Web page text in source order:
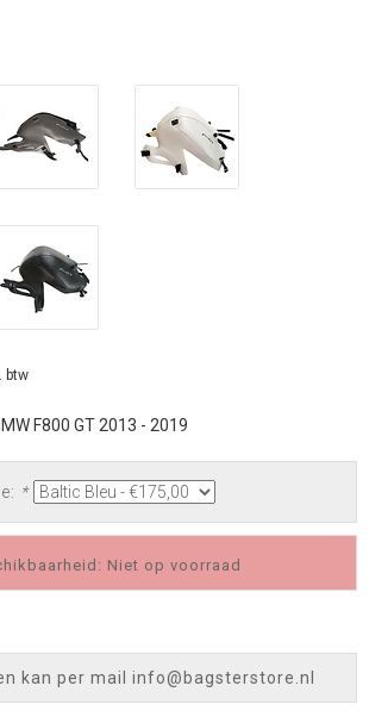
btw
F800 GT 2013 - 2019
*
Niet op voorraad
kan per mail info@bagsterstore.nl